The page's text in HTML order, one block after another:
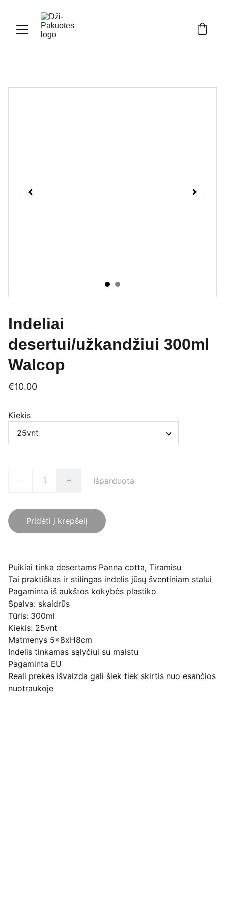
Indeliai
desertui/užkandžiui 300ml
Walcop
€10.00
Kiekis
- + Išparduota
Pridėti į krepšelį
Puikiai tinka desertams Panna cotta, Tiramisu
Tai praktiškas ir stilingas indelis jūsų šventiniam stalui
Pagaminta iš aukštos kokybės plastiko
Spalva: skaidrūs
Tūris: 300ml
Kiekis: 25vnt
Matmenys 5x8xH8cm
Indelis tinkamas sąlyčiui su maistu
Pagaminta EU
Reali prekės išvaizda gali šiek tiek skirtis nuo esančios
nuotraukoje